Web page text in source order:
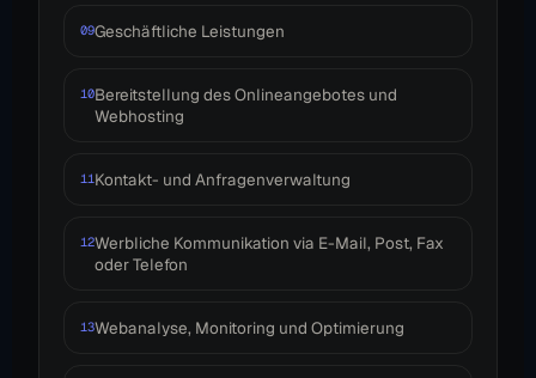
09Geschäftliche Leistungen
10Bereitstellung des Onlineangebotes und
Webhosting
11 Kontakt- und Anfragenverwaltung
12Werbliche Kommunikation via E-Mail, Post, Fax
oder Telefon
13Webanalyse, Monitoring und Optimierung